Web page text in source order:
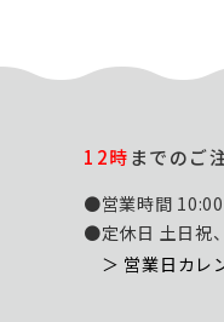
12時までのご
●営業時間
●定休日 土日祝
＞ 営業日カレ